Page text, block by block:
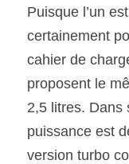
Puisque l’un
certainement
cahier de
proposent le
2,5 litres. Dans
puissance est
version turbo